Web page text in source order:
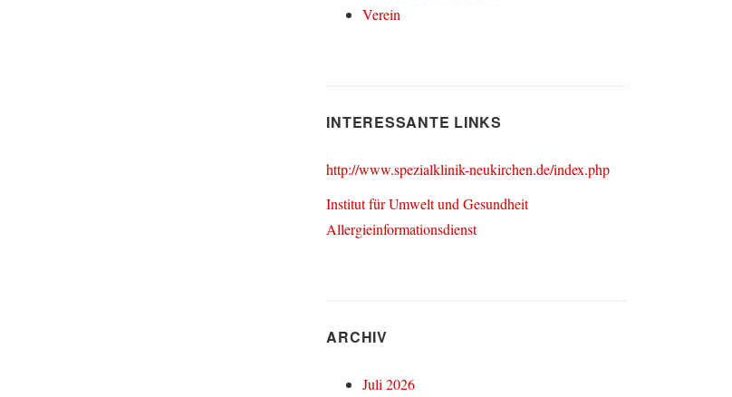
Verein
INTERESSANTE LINKS
http://www.spezialklinik-neukirchen.de/index.php
Institut für Umwelt und Gesundheit
Allergieinformationsdienst
ARCHIV
Juli 2026